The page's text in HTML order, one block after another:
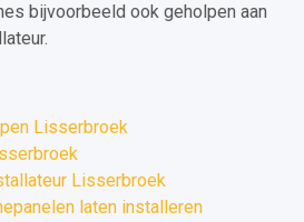
bijvoorbeeld ook geholpen aan
Lisserbroek
Lisserbroek
laten installeren